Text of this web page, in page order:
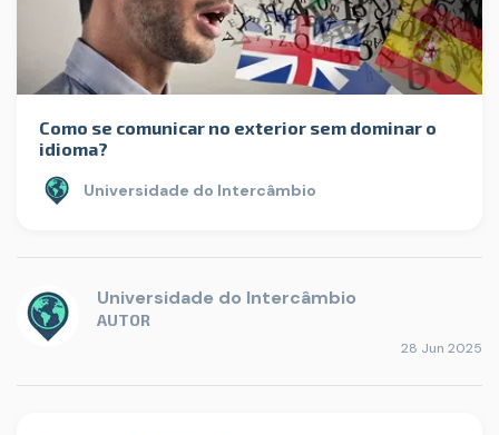
Como se comunicar no exterior sem dominar o
idioma?
Universidade do Intercâmbio
Universidade do Intercâmbio
AUTOR
28 Jun 2025